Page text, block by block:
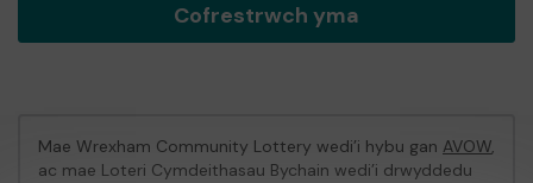
Cofrestrwch yma
Mae Wrexham Community Lottery wedi’i hybu gan AVOW,
ac mae Loteri Cymdeithasau Bychain wedi’i drwyddedu